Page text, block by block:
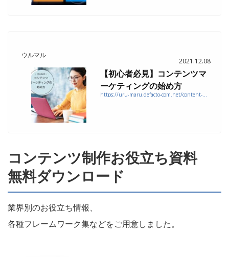
ウルマル
2021.12.08
【初心者必見】コンテンツマ
ーケティングの始め方
https://uru-maru.defacto-com.net/content-marketing-ways-of-implementation
コンテンツ制作お役立ち資料
無料ダウンロード
業界別のお役立ち情報、
各種フレームワーク集などをご用意しました。